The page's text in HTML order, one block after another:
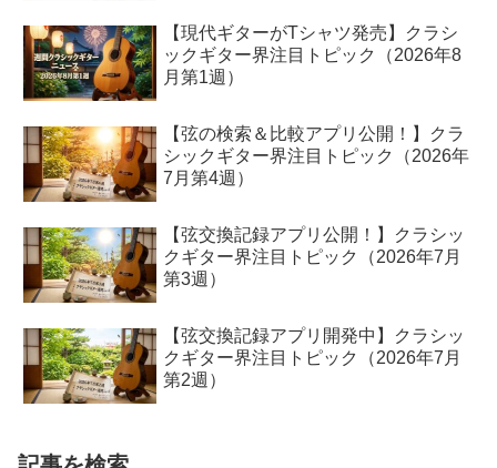
【現代ギターがTシャツ発売】クラシ
ックギター界注目トピック（2026年8
月第1週）
【弦の検索＆比較アプリ公開！】クラ
シックギター界注目トピック（2026年
7月第4週）
【弦交換記録アプリ公開！】クラシッ
クギター界注目トピック（2026年7月
第3週）
【弦交換記録アプリ開発中】クラシッ
クギター界注目トピック（2026年7月
第2週）